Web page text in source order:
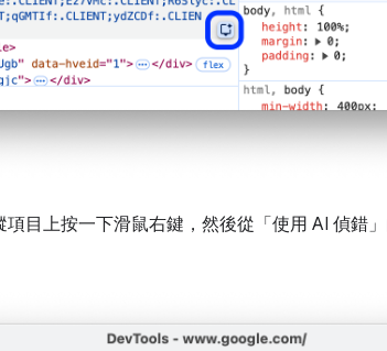
目上按一下滑鼠右鍵，然後從「使用 AI 偵錯」